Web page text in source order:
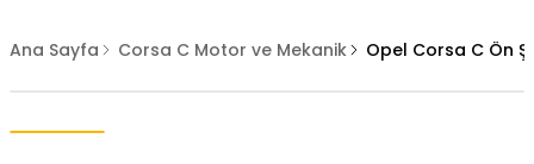
Ana Sayfa Corsa C Motor ve Mekanik Opel Corsa C Ön